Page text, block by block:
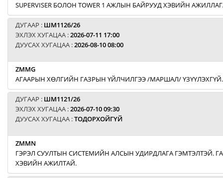
SUPERVISER БОЛОН TOWER 1 АЖЛЫН БАЙРУУД ХЭВИЙН
ДУГААР : ШМ1126/26
ЭХЛЭХ ХУГАЦАА :2026-07-11 17:00
ДУУСАХ ХУГАЦАА :2026-08-10 08:00
ZMMG
АГААРЫН ХӨЛГИЙН ГАЗРЫН ҮЙЛЧИЛГЭЭ /МАРШАЛ/ ҮЗҮҮЛЭХГҮЙ.
ДУГААР : ШМ1121/26
ЭХЛЭХ ХУГАЦАА :2026-07-10 09:30
ДУУСАХ ХУГАЦАА :ТОДОРХОЙГҮЙ
ZMMN
ГЭРЭЛ СУУЛТЫН СИСТЕМИЙН АЛСЫН УДИРДЛАГА ГЭМТЭЛТЭЙ.
ХЭВИЙН АЖИЛТАЙ.